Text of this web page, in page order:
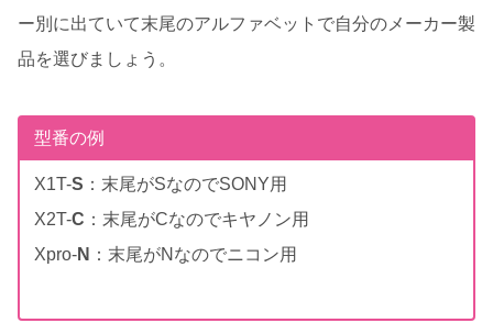
ー別に出ていて末尾のアルファベットで自分のメーカー製
品を選びましょう。
型番の例
X1T-S ：末尾がSなのでSONY用
X2T-C ：末尾がCなのでキヤノン用
Xpro-N ：末尾がNなのでニコン用